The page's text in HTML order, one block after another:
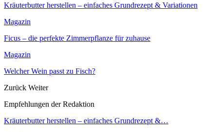
Kräuterbutter herstellen – einfaches Grundrezept & Variationen
Magazin
Ficus – die perfekte Zimmerpflanze für zuhause
Magazin
Welcher Wein passt zu Fisch?
Zurück Weiter
Empfehlungen der Redaktion
Kräuterbutter herstellen – einfaches Grundrezept &…